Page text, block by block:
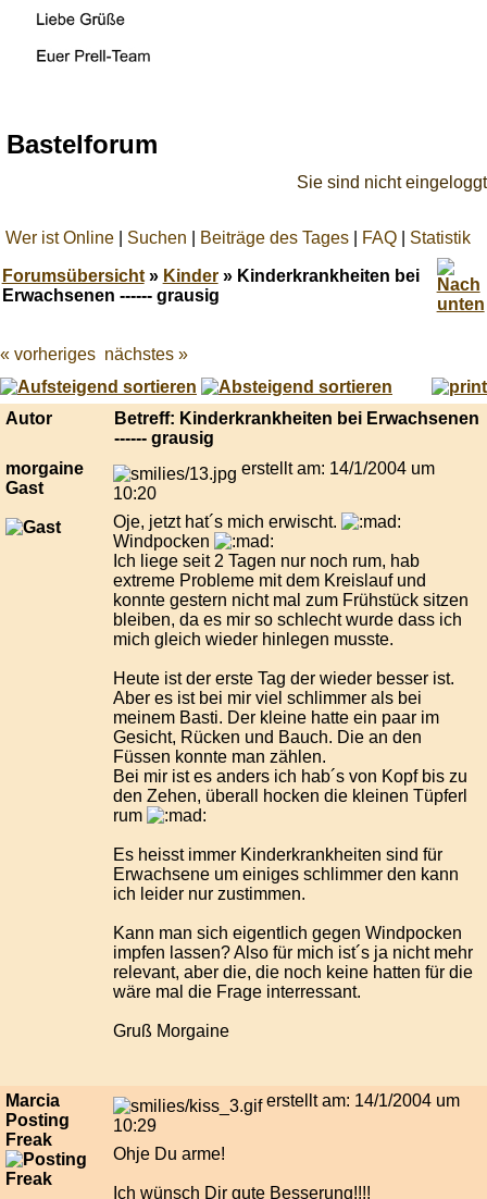
Bastelforum
Sie sind nicht eingeloggt
Wer ist Online Suchen Beiträge des Tages FAQ Statistik
Forumsübersicht» Kinder» Kinderkrankheiten bei
Erwachsenen ------ grausig
Best
online
live
casino
« vorheriges nächstes »
Autor
Betreff: Kinderkrankheiten bei Erwachsenen
------ grausig
morgaine
Gast
erstellt am: 14/1/2004 um
10:20
Oje, jetzt hat´s mich erwischt.
Windpocken
Ich liege seit 2 Tagen nur noch rum, hab
extreme Probleme mit dem Kreislauf und
konnte gestern nicht mal zum Frühstück sitzen
bleiben, da es mir so schlecht wurde dass ich
mich gleich wieder hinlegen musste.
Heute ist der erste Tag der wieder besser ist.
Aber es ist bei mir viel schlimmer als bei
meinem Basti. Der kleine hatte ein paar im
Gesicht, Rücken und Bauch. Die an den
Füssen konnte man zählen.
Bei mir ist es anders ich hab´s von Kopf bis zu
den Zehen, überall hocken die kleinen Tüpferl
rum
Es heisst immer Kinderkrankheiten sind für
Erwachsene um einiges schlimmer den kann
ich leider nur zustimmen.
Kann man sich eigentlich gegen Windpocken
impfen lassen? Also für mich ist´s ja nicht mehr
relevant, aber die, die noch keine hatten für die
wäre mal die Frage interressant.
Gruß Morgaine
Marcia
Posting
Freak
erstellt am: 14/1/2004 um
10:29
Ohje Du arme!
Ich wünsch Dir gute Besserung!!!!